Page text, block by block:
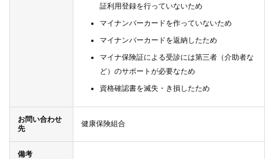
証利用登録を行っていないため
マイナンバーカードを作っていないため
マイナンバーカードを返納したため
マイナ保険証による受診には第三者（介助者な
ど）のサポートが必要なため
資格確認書を滅失・き損したため
お問い合わせ
先
健康保険組合
備考